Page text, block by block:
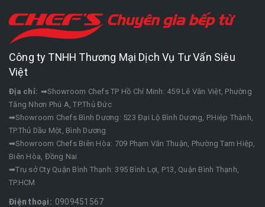
Công ty TNHH Thương Mại Dịch Vụ Tư Vấn Siêu
Việt
Địa chỉ: ➡Showroom Chefs TP Hồ Chí Minh: 459 Lê Văn Việt, Phường
Tăng Nhơn Phú A, TP.Thủ Đức
➡Showroom Chefs Bình Dương: 523 Đại Lộ Bình Dương, P.Hiệp Thành,
TP.Thủ Dầu Một, Bình Dương
➡Showroom Chefs Biên Hòa: 709 Phạm Văn Thuận, Phường Tam Hiệp,
Biên Hòa, Đồng Nai
➡Trụ sở Cty Quận Bình Thạnh: 395 Bình Lợi, P13, Quận Bình Thạnh,
TP.HCM
Điện thoại: 0909451567